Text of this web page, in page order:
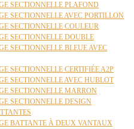
SECTIONNELLE PLAFOND
SECTIONNELLE AVEC PORTILLON
SECTIONNELLE COULEUR
SECTIONNELLE DOUBLE
SECTIONNELLE BLEUE AVEC
SECTIONNELLE CERTIFIÉE A2P
SECTIONNELLE AVEC HUBLOT
SECTIONNELLE MARRON
SECTIONNELLE DESIGN
BATTANTE À DEUX VANTAUX